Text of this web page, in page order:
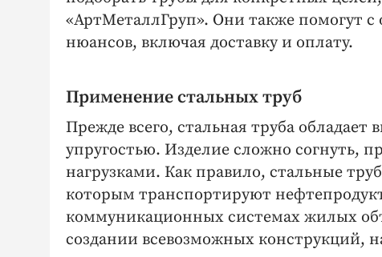
«АртМеталлГруп». Они также помогут
нюансов, включая доставку и оплату.
Применение стальных труб
Прежде всего, стальная труба
упругостью. Изделие сложно согнуть,
нагрузками. Как правило, стальные
которым транспортируют
коммуникационных системах жилых
создании всевозможных конструкций,